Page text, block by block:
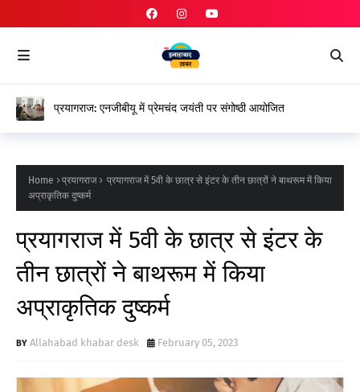
प्रयागराज: एनजीबीयू में प्रेमचंद जयंती पर संगोष्ठी आयोजित
Home प्रयागराज
प्रयागराज में 5वी के छात्र से इंटर के तीन छात्रों ने बाथरूम में किया
अप्राकृतिक दुष्कर्म
प्रयागराज में 5वी के छात्र से इंटर के
तीन छात्रों ने बाथरूम में किया
अप्राकृतिक दुष्कर्म
Allahabad khabar desk February 05, 2023